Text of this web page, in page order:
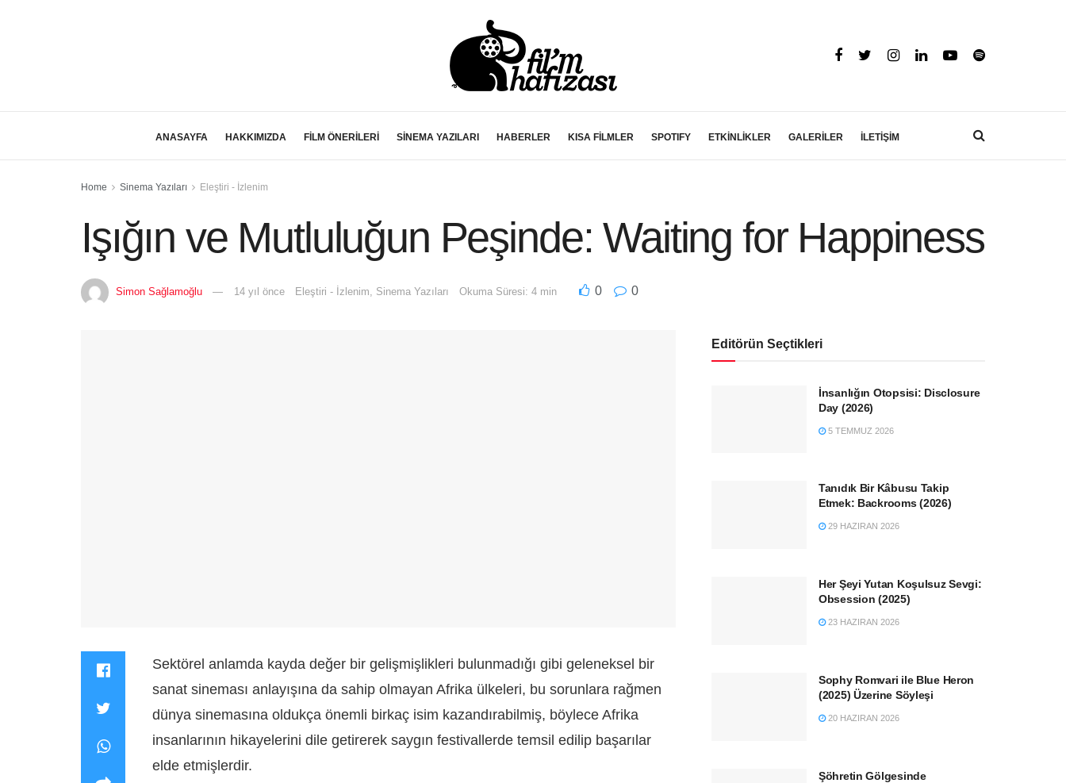
ANASAYFA HAKKIMIZDA FİLM ÖNERİLERİ SİNEMA YAZILARI HABERLER KISA FİLMLER SPOTIFY ETKİNLİKLER GALERİLER İLETİŞİM
Home Sinema Yazıları Eleştiri - İzlenim
Işığın ve Mutluluğun Peşinde: Waiting for Happiness
Simon Sağlamoğlu 14 yıl önce Eleştiri - İzlenim Sinema Yazıları Okuma Süresi: 4 min 0 0
Sektörel anlamda kayda değer bir gelişmişlikleri bulunmadığı gibi geleneksel bir
sanat sineması anlayışına da sahip olmayan Afrika ülkeleri, bu sorunlara rağmen
dünya sinemasına oldukça önemli birkaç isim kazandırabilmiş, böylece Afrika
insanlarının hikayelerini dile getirerek saygın festivallerde temsil edilip başarılar
elde etmişlerdir.
Editörün Seçtikleri
İnsanlığın Otopsisi: Disclosure
Day (2026)
5 TEMMUZ 2026
Tanıdık Bir Kâbusu Takip
Etmek: Backrooms (2026)
29 HAZIRAN 2026
Her Şeyi Yutan Koşulsuz Sevgi:
Obsession (2025)
23 HAZIRAN 2026
Sophy Romvari ile Blue Heron
(2025) Üzerine Söyleşi
20 HAZIRAN 2026
Şöhretin Gölgesinde